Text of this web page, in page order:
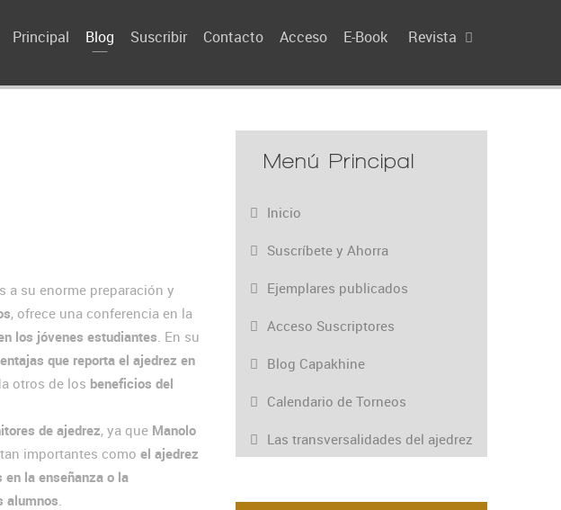
Principal Blog Suscribir Contacto Acceso E-Book Revista
a su enorme preparación y
, ofrece una conferencia en la
los jóvenes estudiantes . En su
que reporta el ajedrez en
otros de los beneficios del
de ajedrez, ya que Manolo
importantes como el ajedrez
la enseñanza o la
alumnos
Menú Principal
Inicio
Suscríbete y Ahorra
Ejemplares publicados
Acceso Suscriptores
Blog Capakhine
Calendario de Torneos
Las transversalidades del ajedrez